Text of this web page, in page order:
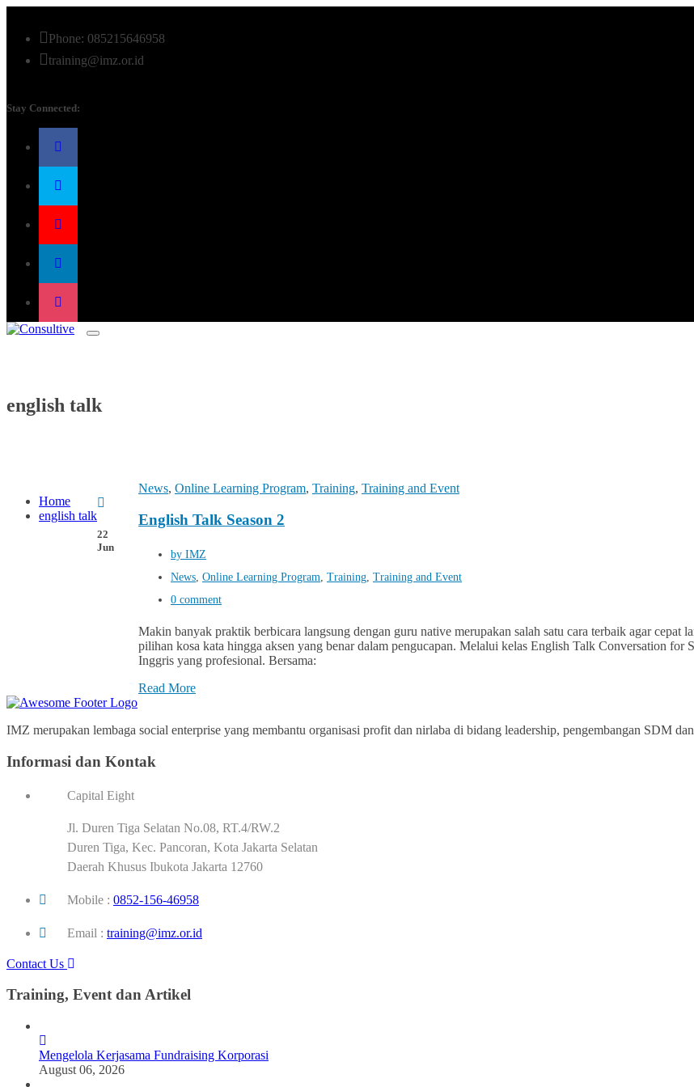
Phone: 085215646958
training@imz.or.id
Stay Connected:
english talk
Home
english talk
22
Jun
News, Online Learning Program, Training, Training and Event
English Talk Season 2
by IMZ
News, Online Learning Program, Training, Training and Event
0 comment
Makin banyak praktik berbicara langsung dengan guru native merupakan salah satu cara terbaik agar cepat
pilihan kosa kata hingga aksen yang benar dalam pengucapan. Melalui kelas English Talk Conversation for
Inggris yang profesional. Bersama:
Read More
IMZ merupakan lembaga social enterprise yang membantu organisasi profit dan nirlaba di bidang leadership, pengembangan SDM
Informasi dan Kontak
Capital Eight
Jl. Duren Tiga Selatan No.08, RT.4/RW.2
Duren Tiga, Kec. Pancoran, Kota Jakarta Selatan
Daerah Khusus Ibukota Jakarta 12760
Mobile : 0852-156-46958
Email : training@imz.or.id
Contact Us
Training, Event dan Artikel
Mengelola Kerjasama Fundraising Korporasi
August 06, 2026